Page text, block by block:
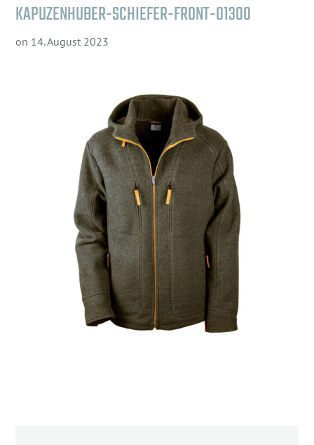
KAPUZENHUBER-SCHIEFER-FRONT-01300
on 14. August 2023